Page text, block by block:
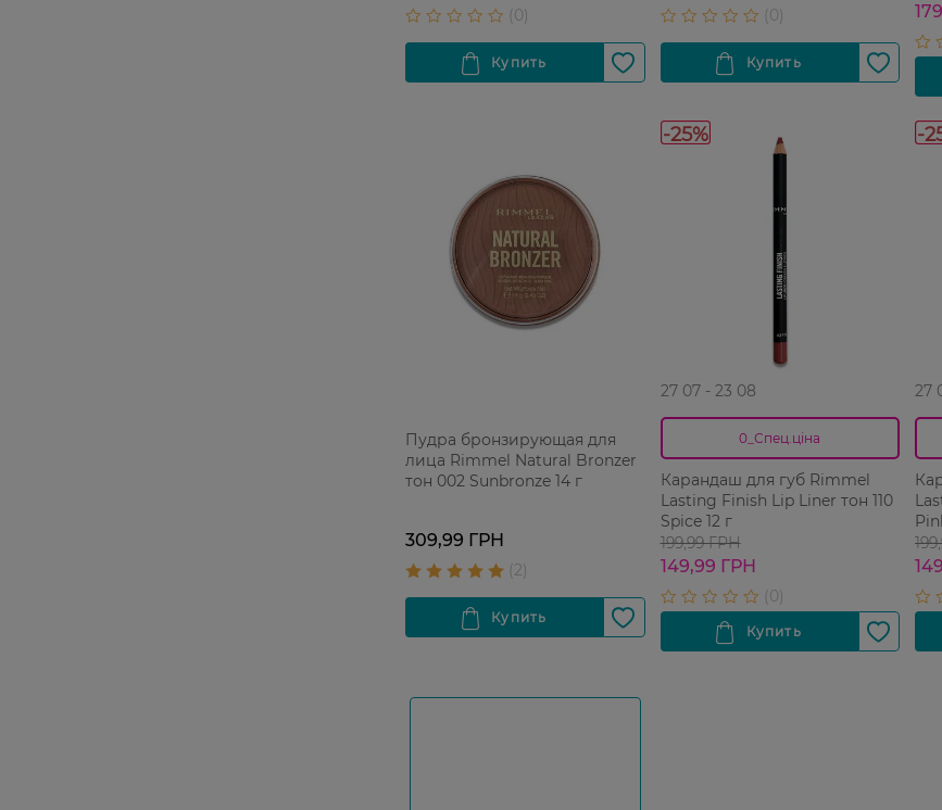
Пудра бронзирующая для
лица Rimmel Natural Bronzer
тон 002 Sunbronze 14 г
309,99 ГРН
-25%
27 07 - 23 08
0_Спец.ціна
Карандаш для губ Rimmel
Lasting Finish Lip Liner тон 110
Spice 12 г
199,99 ГРН
149,99 ГРН
-
27